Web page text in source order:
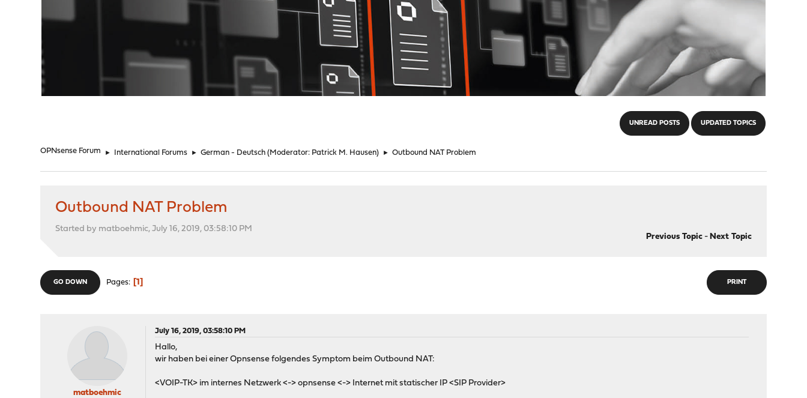
UNREAD POSTS UPDATED TOPICS
OPNsense Forum ► International Forums ► German - Deutsch (Moderator: Patrick M. Hausen) ► Outbound NAT Problem
Outbound NAT Problem
Started by matboehmic, July 16, 2019, 03:58:10 PM
Previous Topic- Next Topic
PRINT
GO DOWN Pages 1
matboehmic
July 16, 2019, 03:58:10 PM
Hallo,
wir haben bei einer Opnsense folgendes Symptom beim Outbound NAT:
<VOIP-TK> im internes Netzwerk <-> opnsense <-> Internet mit statischer IP <SIP Provider>